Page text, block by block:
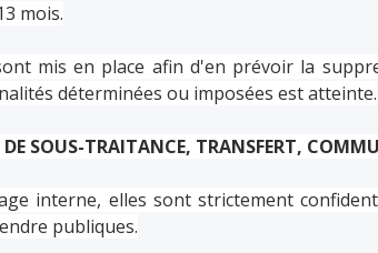
mois.
mis en place afin d'en prévoir la
déterminées ou imposées est atteinte.
SOUS-TRAITANCE, TRANSFERT,
interne, elles sont strictement
publiques.